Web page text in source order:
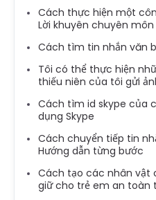
Cách thực hiện một
Lời khuyên chuyên
Cách tìm tin nhắn văn
Tôi có thể thực hiện
thiếu niên của tôi gửi
Cách tìm id skype của
dụng Skype
Cách chuyển tiếp tin
Hướng dẫn từng bước
Cách tạo các nhân vật
giữ cho trẻ em an toàn